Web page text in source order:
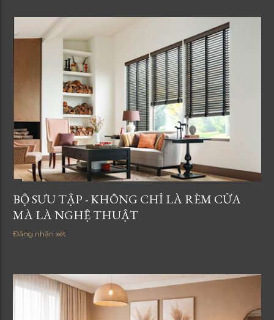
BỘ SƯU TẬP - KHÔNG CHỈ LÀ RÈM CỬA
MÀ LÀ NGHỆ THUẬT
Đăng nhận xét